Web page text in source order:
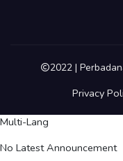
2022 |
Privacy
Multi-Lang
No Latest Announcement